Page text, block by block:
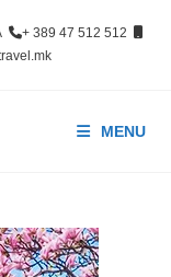
+ 389 47 512 512
MENU